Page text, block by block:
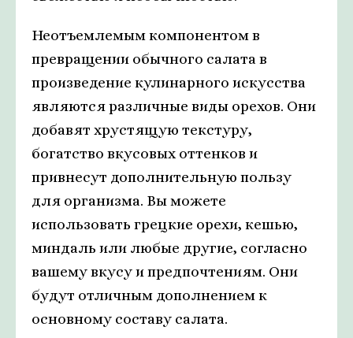
Неотъемлемым компонентом в
превращении обычного салата в
произведение кулинарного искусства
являются различные виды орехов. Они
добавят хрустящую текстуру,
богатство вкусовых оттенков и
привнесут дополнительную пользу
для организма. Вы можете
использовать грецкие орехи, кешью,
миндаль или любые другие, согласно
вашему вкусу и предпочтениям. Они
будут отличным дополнением к
основному составу салата.